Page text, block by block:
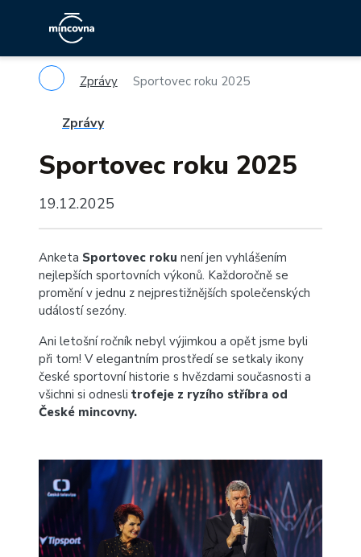
Zprávy Sportovec roku 2025
Zprávy
Sportovec roku 2025
19.12.2025
Anketa Sportovec roku není jen vyhlášením
nejlepších sportovních výkonů. Každoročně se
promění v jednu z nejprestižnějších společenských
událostí sezóny.
Ani letošní ročník nebyl výjimkou a opět jsme byli
při tom! V elegantním prostředí se setkaly ikony
české sportovní historie s hvězdami současnosti a
všichni si odnesli trofeje z ryzího stříbra od
České mincovny.